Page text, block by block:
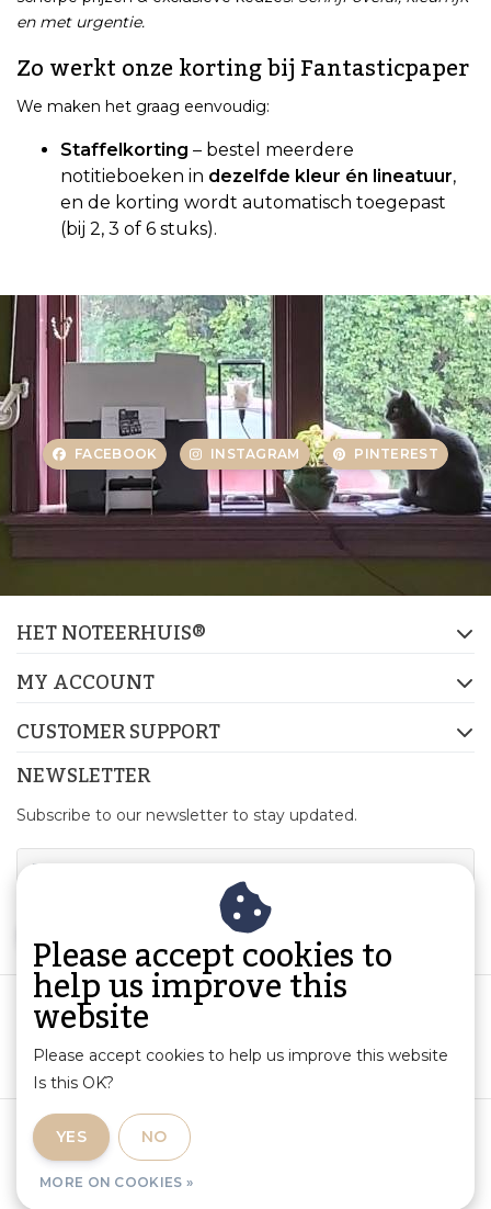
en met urgentie.
Zo werkt onze korting bij Fantasticpaper
We maken het graag eenvoudig:
Staffelkorting – bestel meerdere
notitieboeken in dezelfde kleur én lineatuur,
en de korting wordt automatisch toegepast
(bij 2, 3 of 6 stuks).
FACEBOOK INSTAGRAM PINTEREST
HET NOTEERHUIS®
MY ACCOUNT
CUSTOMER SUPPORT
NEWSLETTER
Subscribe to our newsletter to stay updated.
Terms and Conditions
Privacy Policy
Please accept cookies to
help us improve this
website
Please accept cookies to help us improve this website
Is this OK?
YES NO
MORE ON COOKIES »